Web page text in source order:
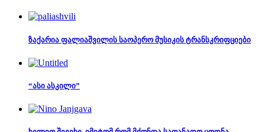
ზაქარია ფალიაშვილის საოპერო მუსიკის ტრანსკრიფციები
“ასი ასკილი”